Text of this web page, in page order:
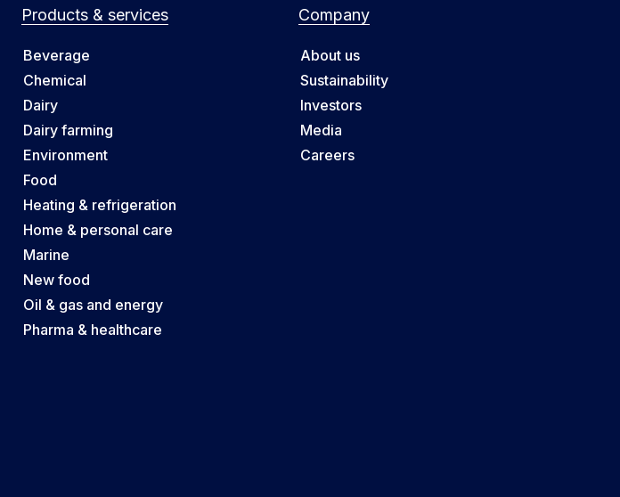
Products & services
Beverage
Chemical
Dairy
Dairy farming
Environment
Food
Heating & refrigeration
Home & personal care
Marine
New food
Oil & gas and energy
Pharma & healthcare
Company
About us
Sustainability
Investors
Media
Careers